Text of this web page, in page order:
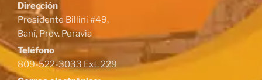
Dirección
Presidente Billini #49,
Baní, Prov. Peravia
Teléfono
809-522-3033 Ext. 229